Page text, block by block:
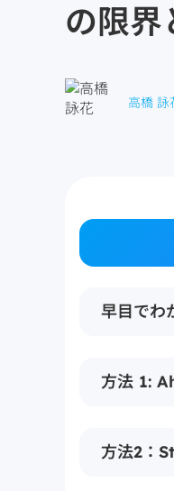
の限界
高橋 詠
早目でわ
方法 1:
方法2：